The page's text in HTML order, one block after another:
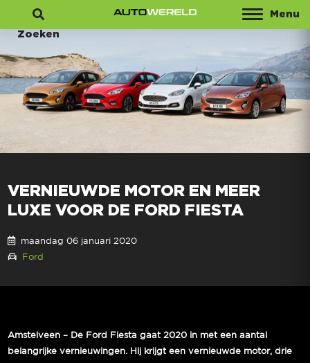
Menu
Zoeken
VERNIEUWDE MOTOR EN MEER
LUXE VOOR DE FORD FIESTA
maandag 06 januari 2020
Ford
Amstelveen – De Ford Fiesta gaat 2020 in met een aantal
belangrijke vernieuwingen. Hij krijgt een vernieuwde motor, drie